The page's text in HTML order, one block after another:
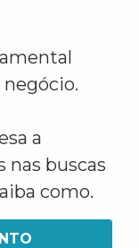
negócio.
a
nas buscas
como.